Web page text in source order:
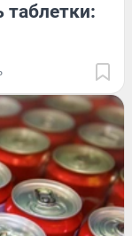
таблетки: